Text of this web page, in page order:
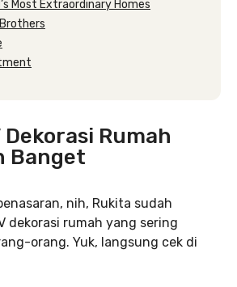
Most Extraordinary Homes
Rumah
Banget
nih, Rukita sudah
dekorasi rumah yang sering
orang. Yuk, langsung cek di